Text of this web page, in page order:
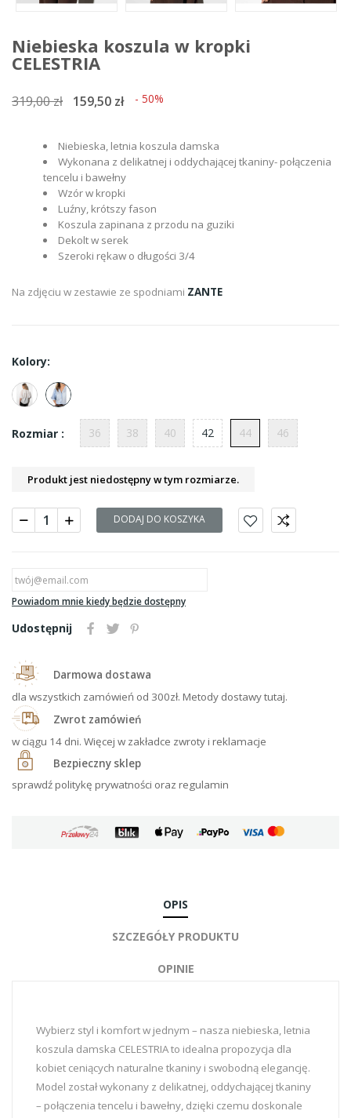
Niebieska koszula w kropki
CELESTRIA
319,00 zł 159,50 zł - 50%
Niebieska, letnia koszula damska
Wykonana z delikatnej i oddychającej tkaniny- połączenia
tencelu i bawełny
Wzór w kropki
Luźny, krótszy fason
Koszula zapinana z przodu na guziki
Dekolt w serek
Szeroki rękaw o długości 3/4
Na zdjęciu w zestawie ze spodniami ZANTE
Kolory:
Rozmiar : 36 38 40 42 44 46
Produkt jest niedostępny w tym rozmiarze.
DODAJ DO KOSZYKA
Powiadom mnie kiedy będzie dostępny
Udostępnij
Darmowa dostawa
dla wszystkich zamówień od 300zł. Metody dostawy tutaj.
Zwrot zamówień
w ciągu 14 dni. Więcej w zakładce zwroty i reklamacje
Bezpieczny sklep
sprawdź politykę prywatności oraz regulamin
OPIS
SZCZEGÓŁY PRODUKTU
OPINIE
Wybierz styl i komfort w jednym – nasza niebieska, letnia
koszula damska CELESTRIA to idealna propozycja dla
kobiet ceniących naturalne tkaniny i swobodną elegancję.
Model został wykonany z delikatnej, oddychającej tkaniny
– połączenia tencelu i bawełny, dzięki czemu doskonale